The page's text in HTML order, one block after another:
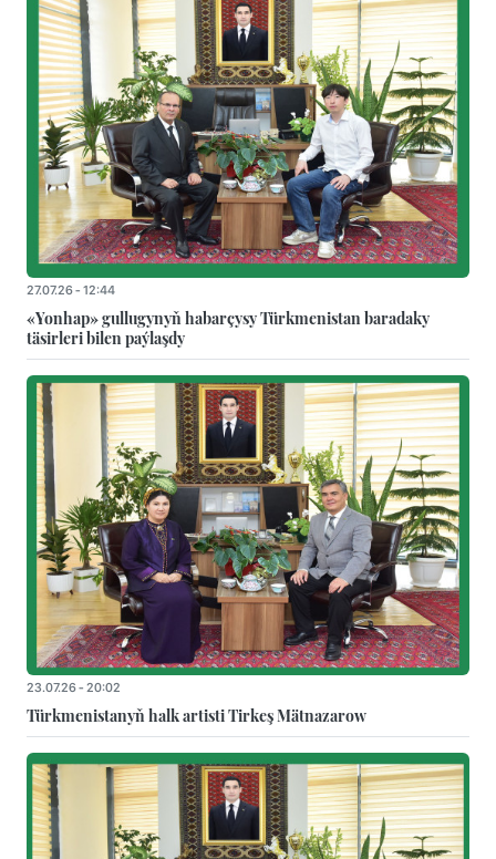
27.07.26 - 12:44
«Yonhap» gullugynyň habarçysy Türkmenistan baradaky
täsirleri bilen paýlaşdy
23.07.26 - 20:02
Türkmenistanyň halk artisti Tirkeş Mätnazarow